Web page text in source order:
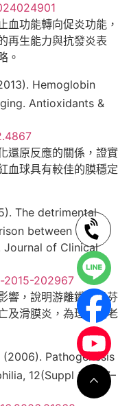
血功能轉向促炎功能，
再生能力與抗發炎表
。
Hemoglobin
Antioxidants &
還原反應的關係，證實
血球具有較佳的膜穩定
The detrimental
between
Journal of Clinical
2015-202967
響，說明游離鐵透過芬
及滑膜炎，為理解衰老
(2006). Pathogenesis
12(Suppl 3), 117–